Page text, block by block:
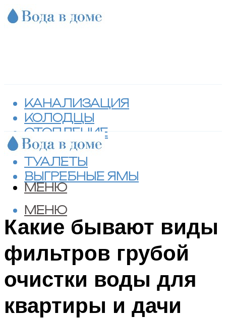
КАНАЛИЗАЦИЯ
КОЛОДЦЫ
ОТОПЛЕНИЕ
СЕПТИКИ
ТУАЛЕТЫ
ВЫГРЕБНЫЕ ЯМЫ
МЕНЮ
МЕНЮ
Какие бывают виды
фильтров грубой
очистки воды для
квартиры и дачи